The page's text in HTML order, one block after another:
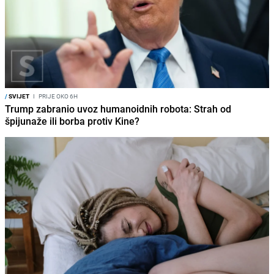
/SVIJET I PRIJE OKO 6H
Trump zabranio uvoz humanoidnih robota: Strah od
špijunaže ili borba protiv Kine?